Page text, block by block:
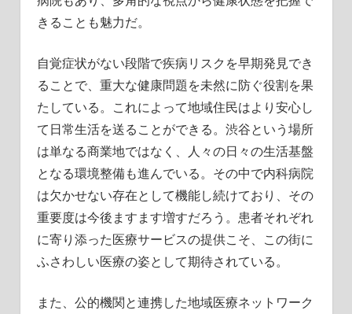
きることも魅力だ。
自覚症状がない段階で疾病リスクを早期発見でき
ることで、重大な健康問題を未然に防ぐ役割を果
たしている。これによって地域住民はより安心し
て日常生活を送ることができる。渋谷という場所
は単なる商業地ではなく、人々の日々の生活基盤
となる環境整備も進んでいる。その中で内科病院
は欠かせない存在として機能し続けており、その
重要度は今後ますます増すだろう。患者それぞれ
に寄り添った医療サービスの提供こそ、この街に
ふさわしい医療の姿として期待されている。
また、公的機関と連携した地域医療ネットワーク